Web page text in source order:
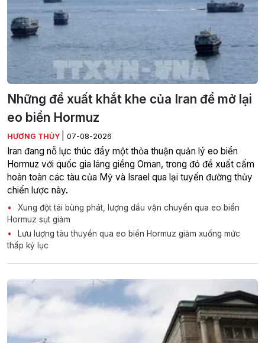
Những đề xuất khắt khe của Iran để mở lại
eo biển Hormuz
HƯƠNG THỦY 07-08-2026
Iran đang nỗ lực thúc đẩy một thỏa thuận quản lý eo biển
Hormuz với quốc gia láng giềng Oman, trong đó đề xuất cấm
hoàn toàn các tàu của Mỹ và Israel qua lại tuyến đường thủy
chiến lược này.
Xung đột tái bùng phát, lượng dầu vận chuyển qua eo biển
Hormuz sụt giảm
Lưu lượng tàu thuyền qua eo biển Hormuz giảm xuống mức
thấp kỷ lục